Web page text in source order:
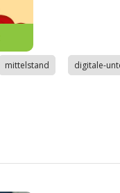
mittelstand digitale-